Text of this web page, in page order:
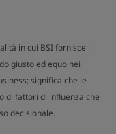
in cui BSI fornisce i
giusto ed equo nei
significa che le
di fattori di influenza che
decisionale.